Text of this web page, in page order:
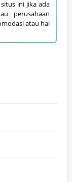
ini jika ada
perusahaan
atau hal